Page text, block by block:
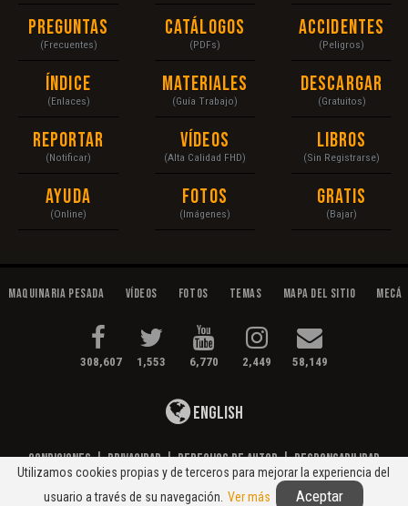
Preguntas
(Frecuentes)
Índice
(Enlaces)
Reportar
(Notificar)
Ayuda
(Online)
Catálogos
(PDFs)
Materiales
(Guía Trabajo)
Vídeos
(Alta Calidad FHD)
Fotos
(Imágenes)
Accidentes
(Peligros)
Descargar
(Gratuitos)
Libros
(Sin Registrarse)
Gratis
(Bajar)
Maquinaria Pesada Vídeos Fotos Temas Mapa del Sitio
308,607 1,553 6,770 2,449 58,149
English
Condiciones|Privacidad|Derechos de Autor|Responsabilidad
© 2020 Maquinaria Pesada. Operación, Mecánica, Mantenimiento...
Utilizamos cookies propias y de terceros para mejorar la experiencia del
usuario a través de su navegación. Ver más Aceptar